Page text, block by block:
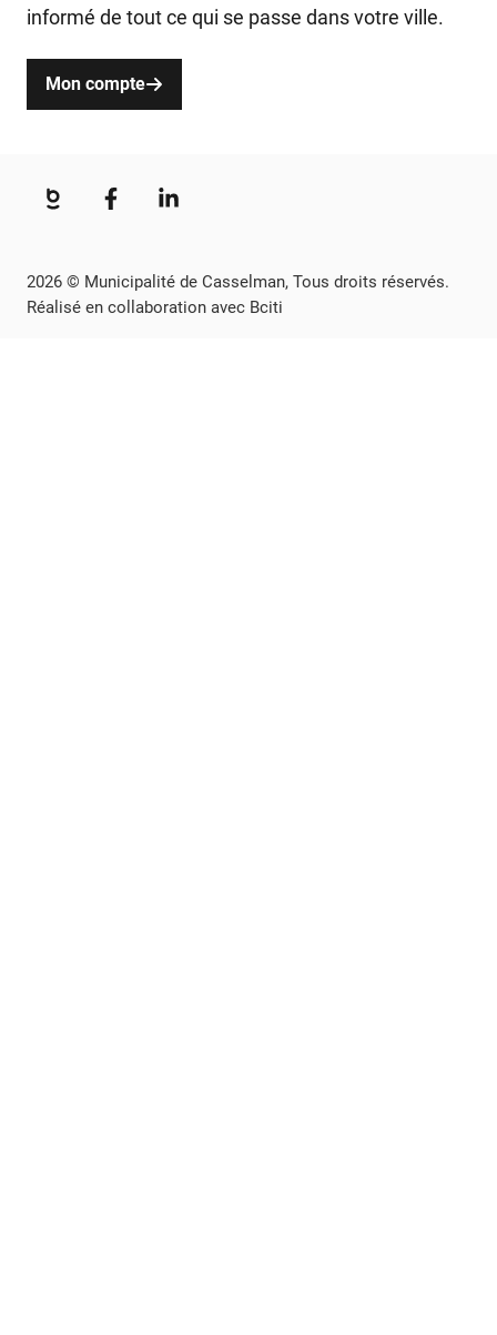
informé de tout ce qui se passe dans votre ville.
Mon compte
2026 © Municipalité de Casselman, Tous droits réservés.
Réalisé en collaboration avec Bciti